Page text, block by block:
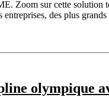
modulaire,
l’atout
TPE
Zoom sur cette
entreprises, des plus
olympique